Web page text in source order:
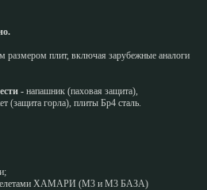
плит, включая зарубежные аналоги
- напашник (паховая защита),
(защита горла), плиты Бр4 сталь.
ХАМАРИ (М3 и М3 БАЗА)